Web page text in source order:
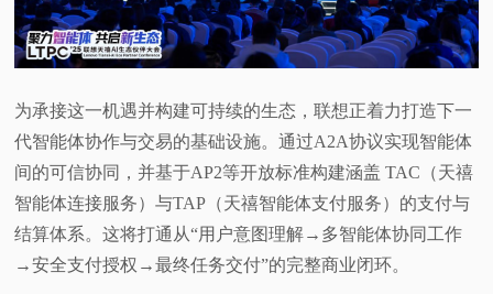
为承接这一机遇并构建可持续的生态，联想正着力打造下一
代智能体协作与交易的基础设施。通过A2A协议实现智能体
间的可信协同，并基于AP2等开放标准构建涵盖 TAC（天禧
智能体连接服务）与TAP（天禧智能体支付服务）的支付与
结算体系。这将打通从“用户意图理解→多智能体协同工作
→安全支付授权→最终任务交付”的完整商业闭环。